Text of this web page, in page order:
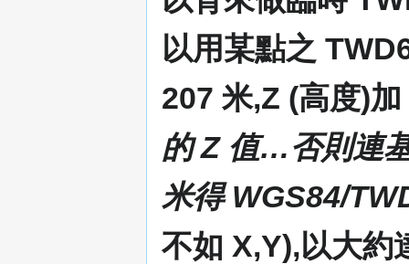
以用某點之
207 米,Z (高度)
的 Z 值…否則連
米得 WGS84/
不如 X,Y),以大約